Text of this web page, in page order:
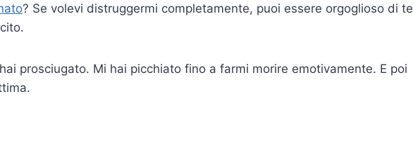
? Se volevi distruggermi completamente, puoi essere orgoglioso di te
prosciugato. Mi hai picchiato fino a farmi morire emotivamente. E poi